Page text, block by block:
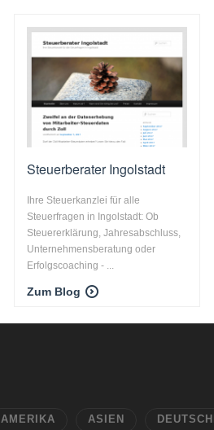
Steuerberater Ingolstadt
Ihre Steuerkanzlei für alle
Steuerfragen in Ingolstadt: Ob
Steuererklärung, Jahresabschluss,
Unternehmensberatung oder
Erfolgscoaching - ...
Zum Blog
AMERIKA ASIEN